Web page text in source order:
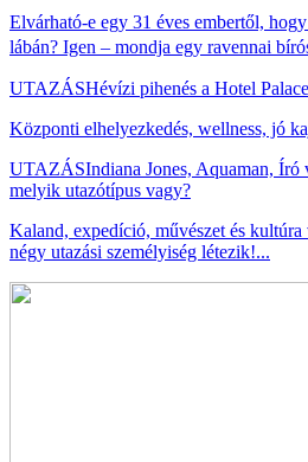
Elvárható-e egy 31 éves embertől,
lábán? Igen – mondja egy ravennai
UTAZÁSHévízi pihenés a Hotel
Központi elhelyezkedés, wellness, jó
UTAZÁSIndiana Jones, Aquaman,
melyik utazótípus vagy?
Kaland, expedíció, művészet és
négy utazási személyiség létezik!...